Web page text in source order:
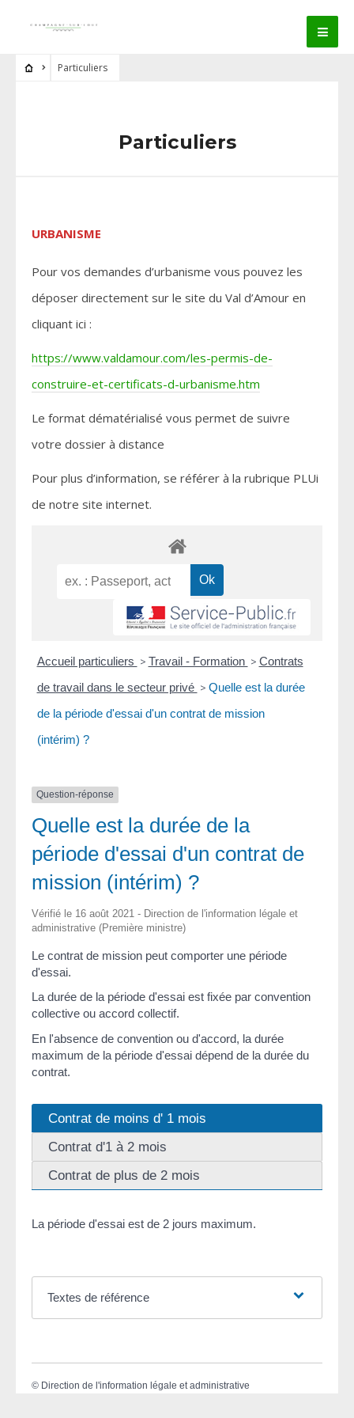
Particuliers
Particuliers
URBANISME
Pour vos demandes d’urbanisme vous pouvez les
déposer directement sur le site du Val d’Amour en
cliquant ici :
https://www.valdamour.com/les-permis-de-
construire-et-certificats-d-urbanisme.htm
Le format dématérialisé vous permet de suivre
votre dossier à distance
Pour plus d’information, se référer à la rubrique PLUi
de notre site internet.
Accueil particuliers > Travail - Formation > Contrats
de travail dans le secteur privé > Quelle est la durée
de la période d'essai d'un contrat de mission
(intérim) ?
Question-réponse
Quelle est la durée de la
période d'essai d'un contrat de
mission (intérim) ?
Vérifié le 16 août 2021 - Direction de l'information légale et
administrative (Première ministre)
Le contrat de mission peut comporter une période
d'essai.
La durée de la période d'essai est fixée par convention
collective ou accord collectif.
En l'absence de convention ou d'accord, la durée
maximum de la période d'essai dépend de la durée du
contrat.
Contrat de moins d' 1 mois
Contrat d'1 à 2 mois
Contrat de plus de 2 mois
La période d'essai est de 2 jours maximum.
Textes de référence
© Direction de l'information légale et administrative